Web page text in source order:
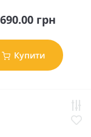
грн
Купити